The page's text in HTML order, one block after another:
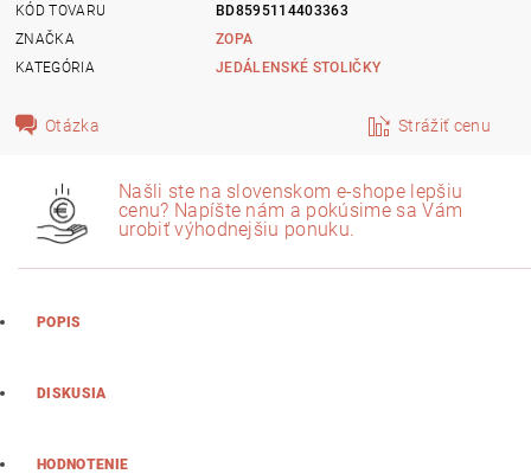
KÓD TOVARU
BD8595114403363
ZNAČKA
ZOPA
KATEGÓRIA
JEDÁLENSKÉ STOLIČKY
Otázka Strážiť cenu
Našli ste na slovenskom e-shope lepšiu
cenu? Napíšte nám a pokúsime sa Vám
urobiť výhodnejšiu ponuku.
POPIS
DISKUSIA
HODNOTENIE